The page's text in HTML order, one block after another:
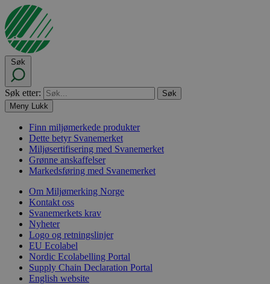
Søk
Søk etter:
Meny Lukk
Finn miljømerkede produkter
Dette betyr Svanemerket
Miljøsertifisering med Svanemerket
Grønne anskaffelser
Markedsføring med Svanemerket
Om Miljømerking Norge
Kontakt oss
Svanemerkets krav
Nyheter
Logo og retningslinjer
EU Ecolabel
Nordic Ecolabelling Portal
Supply Chain Declaration Portal
English website